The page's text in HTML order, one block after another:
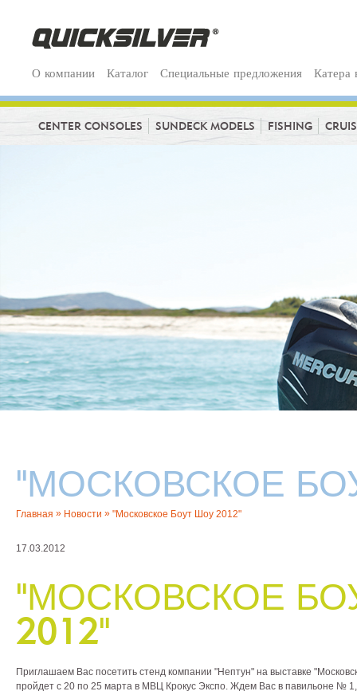
О компании Каталог Специальные предложения Катера
CENTER CONSOLES SUNDECK MODELS FISHING
"МОСКОВСКОЕ
Главная » Новости » "Московское Боут Шоу 2012"
17.03.2012
"МОСКОВСКОЕ
2012"
Приглашаем Вас посетить стенд компании "Нептун" на выставке
пройдет с 20 по 25 марта в МВЦ Крокус Экспо. Ждем Вас в павильоне №